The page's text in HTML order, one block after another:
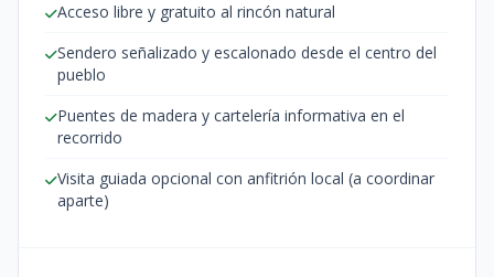
Acceso libre y gratuito al rincón natural
Sendero señalizado y escalonado desde el centro del
pueblo
Puentes de madera y cartelería informativa en el
recorrido
Visita guiada opcional con anfitrión local (a coordinar
aparte)